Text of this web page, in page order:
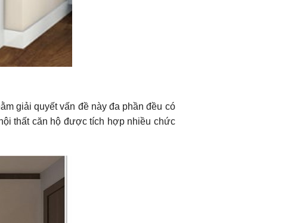
giải quyết vấn đề này đa phần đều có
thất căn hộ được tích hợp nhiều chức